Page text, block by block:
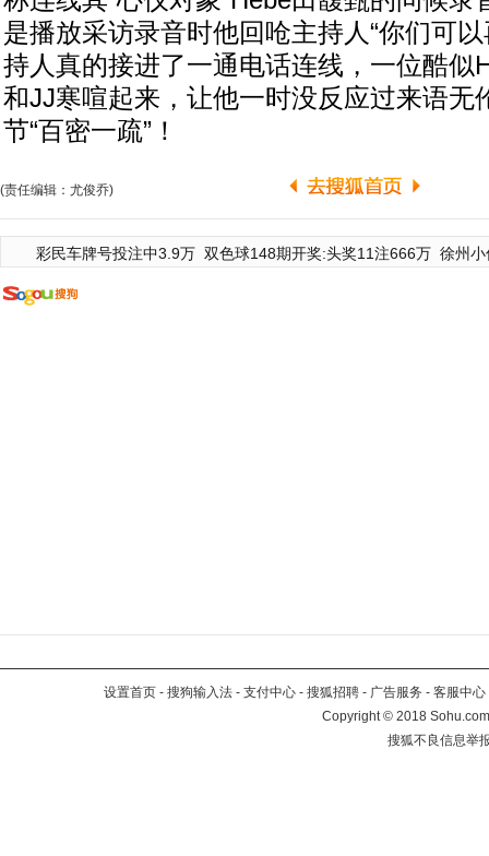
是播放采访录音时他回呛主持人“你们可
持人真的接进了一通电话连线，一位酷似
和JJ寒喧起来，让他一时没反应过来语无
节“百密一疏”！
(责任编辑：尤俊乔)
彩民车牌号投注中3.9万 双色球148期开奖:头奖11注666万 徐州
设置首页 - 搜狗输入法 - 支付中心 - 搜狐招聘 - 广告服务 - 客服中心
Copyright©2018
搜狐不良信息举